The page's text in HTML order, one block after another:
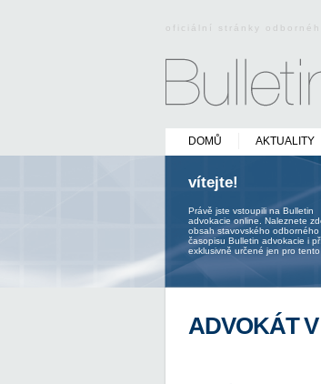
oficiální stránky
DOMŮ AKTUALITY
vítejte!
Právě jste vstoupili na Bulletin
advokacie online. Naleznete
obsah stavovského odborného
časopisu Bulletin advokacie i
exklusivně určené jen pro tento
ADVOKÁT